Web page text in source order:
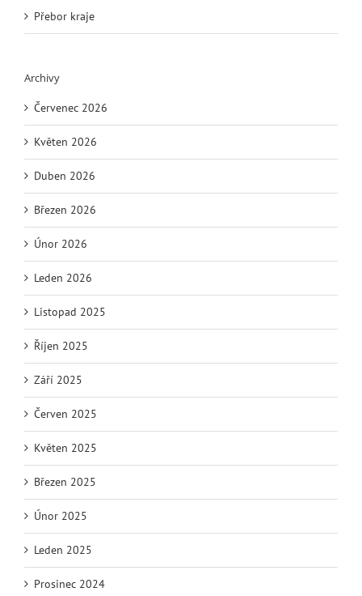
Přebor kraje
Archivy
Červenec 2026
Květen 2026
Duben 2026
Březen 2026
Únor 2026
Leden 2026
Listopad 2025
Říjen 2025
Září 2025
Červen 2025
Květen 2025
Březen 2025
Únor 2025
Leden 2025
Prosinec 2024